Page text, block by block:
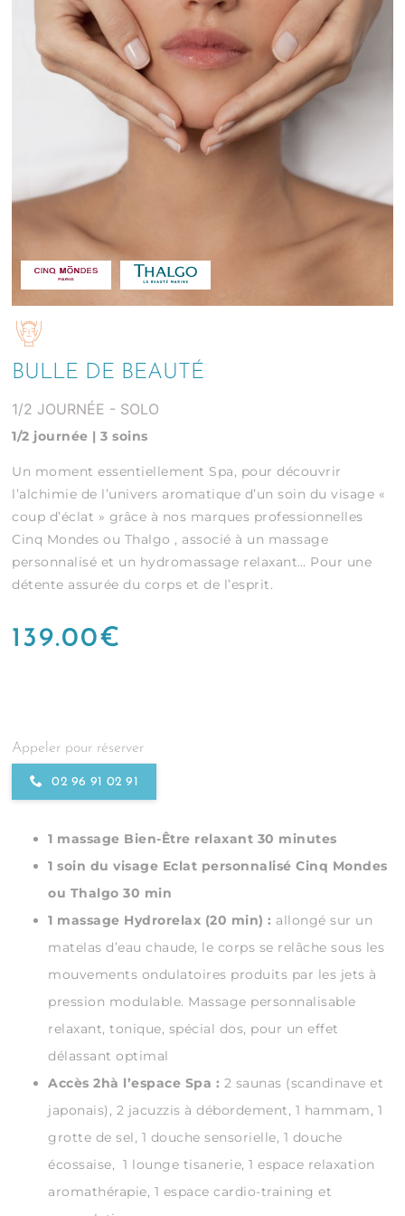
BULLE DE BEAUTÉ
1/2 JOURNÉE - SOLO
1/2 journée | 3 soins
Un moment essentiellement Spa, pour découvrir
l’alchimie de l’univers aromatique d’un soin du visage «
coup d’éclat » grâce à nos marques professionnelles
Cinq Mondes ou Thalgo , associé à un massage
personnalisé et un hydromassage relaxant… Pour une
détente assurée du corps et de l’esprit.
139.00€
Appeler pour réserver
02 96 91 02 91
1 massage Bien-Être relaxant 30 minutes
1 soin du visage Eclat personnalisé Cinq Mondes
ou Thalgo 30 min
1 massage Hydrorelax (20 min) : allongé sur un
matelas d’eau chaude, le corps se relâche sous les
mouvements ondulatoires produits par les jets à
pression modulable. Massage personnalisable
relaxant, tonique, spécial dos, pour un effet
délassant optimal
Accès 2hà l’espace Spa : 2 saunas (scandinave et
japonais), 2 jacuzzis à débordement, 1 hammam, 1
grotte de sel, 1 douche sensorielle, 1 douche
écossaise, 1 lounge tisanerie, 1 espace relaxation
aromathérapie, 1 espace cardio-training et